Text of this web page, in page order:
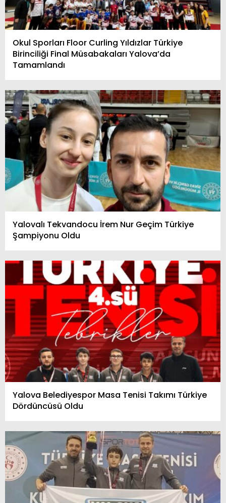
Okul Sporları Floor Curling Yıldızlar Türkiye
Birinciliği Final Müsabakaları Yalova’da
Tamamlandı
Yalovalı Tekvandocu İrem Nur Geçim Türkiye
Şampiyonu Oldu
Yalova Belediyespor Masa Tenisi Takımı Türkiye
Dördüncüsü Oldu